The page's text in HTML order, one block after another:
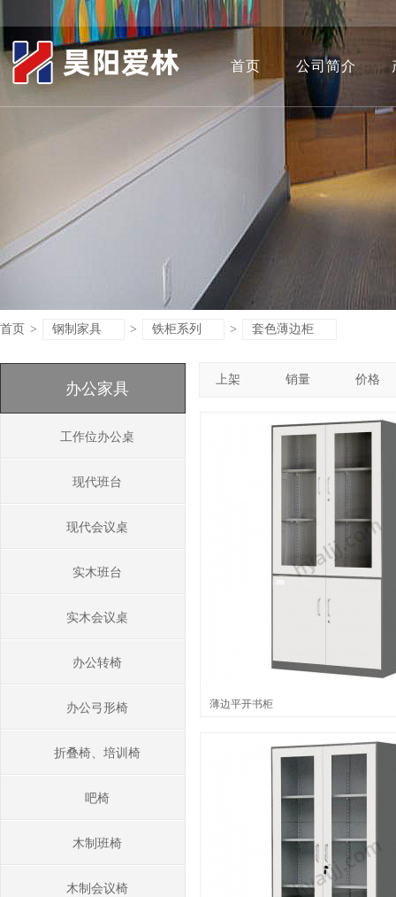
首页 公司简介
首页 > 钢制家具 > 铁柜系列 > 套色薄边柜
办公家具
工作位办公桌
现代班台
现代会议桌
实木班台
实木会议桌
办公转椅
办公弓形椅
折叠椅、培训椅
吧椅
木制班椅
木制会议椅
上架 销量 价格
薄边平开书柜